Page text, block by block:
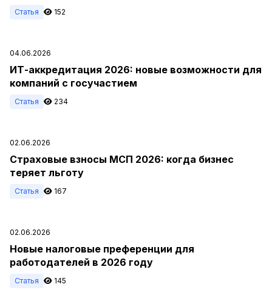
Статья 152
04.06.2026
ИТ-аккредитация 2026: новые возможности для
компаний с госучастием
Статья 234
02.06.2026
Страховые взносы МСП 2026: когда бизнес
теряет льготу
Статья 167
02.06.2026
Новые налоговые преференции для
работодателей в 2026 году
Статья 145